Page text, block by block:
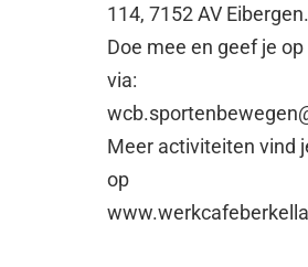
114, 7152 AV Eibergen.
Doe mee en geef je op
via:
Meer activiteiten vind
op